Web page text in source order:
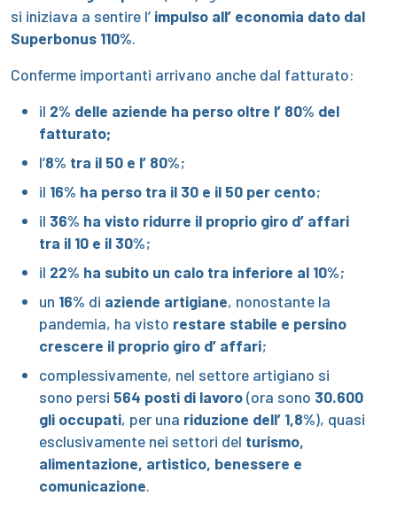
si iniziava a sentire l’ impulso all’ economia dato dal
Superbonus 110%.
Conferme importanti arrivano anche dal fatturato:
il 2% delle aziende ha perso oltre l’ 80% del
fatturato;
l’8% tra il 50 e l’ 80%;
il 16% ha perso tra il 30 e il 50 per cento;
il 36% ha visto ridurre il proprio giro d’ affari
tra il 10 e il 30%;
il 22% ha subito un calo tra inferiore al 10%;
un 16% di aziende artigiane, nonostante la
pandemia, ha visto restare stabile e persino
crescere il proprio giro d’ affari;
complessivamente, nel settore artigiano si
sono persi 564 posti di lavoro(ora sono 30.600
gli occupati, per una riduzione dell’ 1,8%), quasi
esclusivamente nei settori del turismo,
alimentazione, artistico, benessere e
comunicazione.